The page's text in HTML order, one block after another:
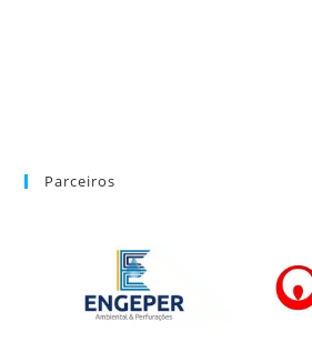
Parceiros